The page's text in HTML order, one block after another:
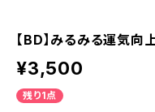
【BD】みるみる運気向
¥3,500
残り1点